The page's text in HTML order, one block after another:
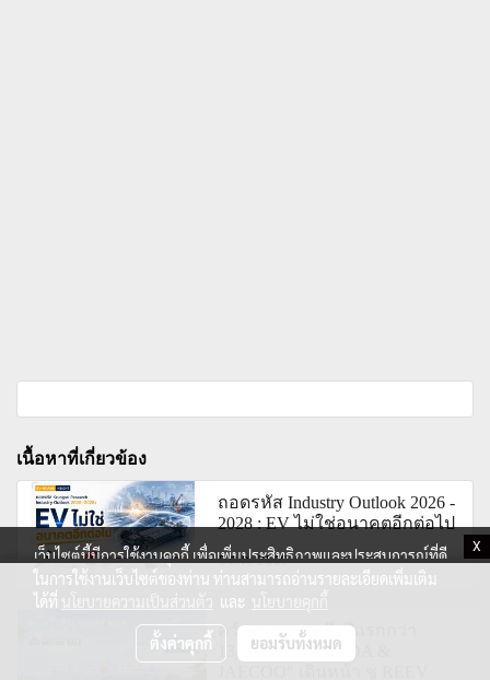
X
เนื้อหาที่เกี่ยวข้อง
ถอดรหัส Industry Outlook 2026 -
2028 : EV ไม่ใช่อนาคตอีกต่อไป
5 ส.ค. 2569
คว้ายอดขายครึ่งปีแรกกว่า
13,000 คัน "OMODA &
เว็บไซต์นี้มีการใช้งานคุกกี้ เพื่อเพิ่มประสิทธิภาพและประสบการณ์ที่ดี
ในการใช้งานเว็บไซต์ของท่าน ท่านสามารถอ่านรายละเอียดเพิ่มเติม
ได้ที่
และ
ตั้งค่าคุกกี้ ยอมรับทั้งหมด